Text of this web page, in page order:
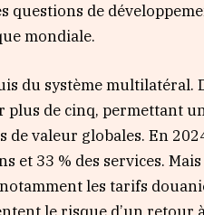
questions de
mondiale.
du système multilatéral.
plus de cinq, permettant
de valeur globales. En
et 33 % des services.
les tarifs